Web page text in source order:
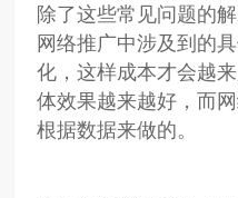
除了这些常见问题的
网络推广中涉及到的
化，这样成本才会越
体效果越来越好，而
根据数据来做的。